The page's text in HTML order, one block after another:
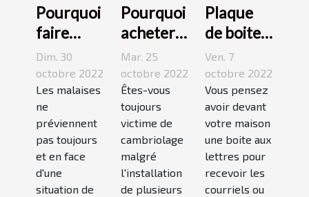
Pourquoi
faire
appel à
une
maison
médicale
de garde
?
Dim. 30
octobre 2022
Les malaises
ne
préviennent
pas toujours
et en face
d'une
situation de
Pourquoi
acheter
une
caméra
espion ?
Mar. 25
octobre 2022
Êtes-vous
toujours
victime de
cambriolage
malgré
l'installation
de plusieurs
Plaque
de boite
aux
lettres :3
conseils
pour bien
choisir un
bon
modèle
Ven. 7
octobre 2022
Vous pensez
avoir devant
votre maison
une boite aux
lettres pour
recevoir les
courriels ou